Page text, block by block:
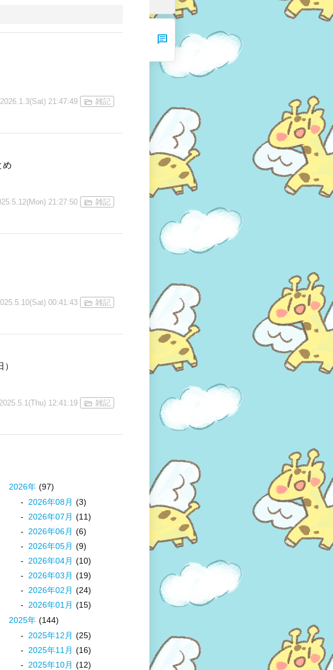
chat
2026.1.3(Sat) 21:47:49 雑記
め
21:27:50 雑記
00:41:43 雑記
2025.5.1(Thu) 12:41:19 雑記
2026年 (97)
2026年08月 (3)
2026年07 月 (11)
2026年06月 (6)
2026年05月 (9)
2026年04月 (10)
2026年03 月 (19)
2026年02 月 (24)
2026年01 月 (15)
2025年 (144)
2025年12 月 (25)
2025年11 月 (16)
2025年10月 (12)